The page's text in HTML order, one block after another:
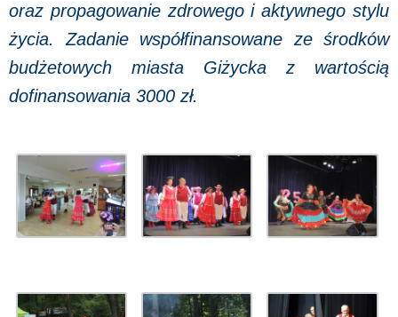
oraz propagowanie zdrowego i aktywnego stylu
życia. Zadanie współfinansowane ze środków
budżetowych miasta Giżycka z wartością
dofinansowania 3000 zł.